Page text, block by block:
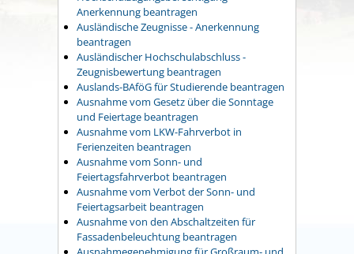
Anerkennung beantragen
Ausländische Zeugnisse - Anerkennung
beantragen
Ausländischer Hochschulabschluss -
Zeugnisbewertung beantragen
Auslands-BAföG für Studierende beantragen
Ausnahme vom Gesetz über die Sonntage
und Feiertage beantragen
Ausnahme vom LKW-Fahrverbot in
Ferienzeiten beantragen
Ausnahme vom Sonn- und
Feiertagsfahrverbot beantragen
Ausnahme vom Verbot der Sonn- und
Feiertagsarbeit beantragen
Ausnahme von den Abschaltzeiten für
Fassadenbeleuchtung beantragen